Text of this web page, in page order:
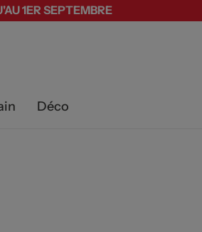
1ER SEPTEMBRE
Déco